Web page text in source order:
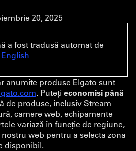
20, 2025
a fost tradusă automat de
English
anumite produse Elgato sunt
. Puteți economisi până
de produse, inclusiv Stream
camere web, echipamente
variază în funcție de regiune,
nostru web pentru a selecta zona
disponibil.